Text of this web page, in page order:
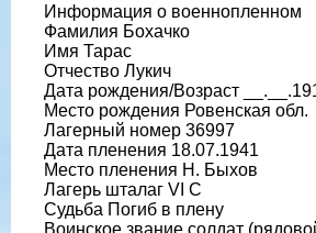
Информация о военнопленном
Фамилия Бохачко
Имя Тарас
Отчество Лукич
Дата рождения/Возраст
Место рождения Ровенская обл.
Лагерный номер 36997
Дата пленения 18.07.1941
Место пленения Н. Быхов
Лагерь шталаг VI C
Судьба Погиб в плену
Воинское звание солдат